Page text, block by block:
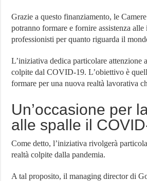
Grazie a questo finanziamento, le
potranno formare e fornire assistenza alle
professionisti per quanto riguarda il
L’iniziativa dedica particolare attenzione
colpite dal COVID-19. L’obiettivo è
formare per una nuova realtà lavorativa
Un’occasione per
alle spalle il
Come detto, l’iniziativa rivolgerà
realtà colpite dalla pandemia.
A tal proposito, il managing director di